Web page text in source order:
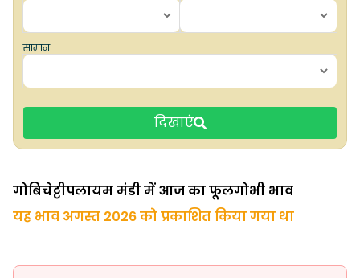
सामान
दिखाएं
गोबिचेट्टीपलायम मंडी में आज का फूलगोभी भाव
यह भाव अगस्त 2026 को प्रकाशित किया गया था